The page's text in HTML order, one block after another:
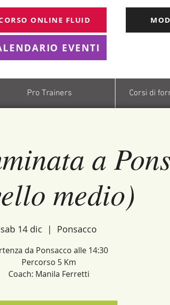
Pro Trainers Corsi di
ONLINE FLUID
EVENTI
a
medio)
sab 14 dic
  |
Ponsacco
da Ponsacco alle 14:30
Percorso 5 Km
Coach: Manila Ferretti